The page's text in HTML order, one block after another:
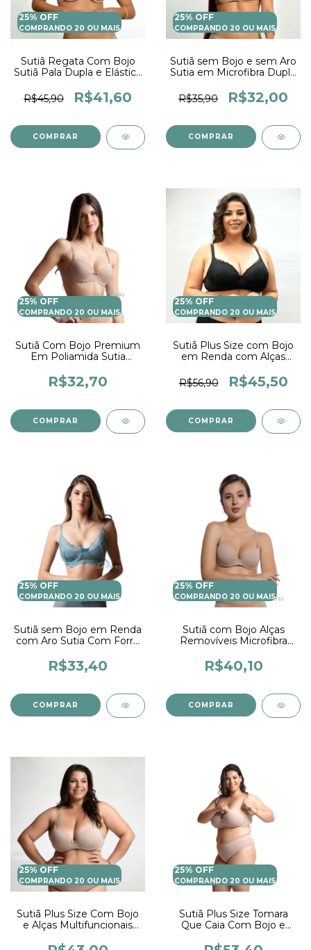
25% OFF
COMPRANDO 20 OU MAIS
Sutiã Regata Com Bojo
Sutiã Pala Dupla e Elástico
Pele Soutiem Feminino
R$45,90 R$41,60
COMPRAR
25% OFF
COMPRANDO 20 OU MAIS
Sutiã sem Bojo e sem Aro
Sutia em Microfibra Duplo
Feminino
R$35,90 R$32,00
COMPRAR
25% OFF
COMPRANDO 20 OU MAIS
Sutiã Com Bojo Premium
Em Poliamida Sutia
Lingerie feminina Moda
Íntima
R$32,70
COMPRAR
25% OFF
COMPRANDO 20 OU MAIS
Sutiã Plus Size com Bojo
em Renda com Alças
Dupla Sustentação
R$56,90 R$45,50
COMPRAR
25% OFF
COMPRANDO 20 OU MAIS
Sutiã sem Bojo em Renda
com Aro Sutia Com Forro
Feminina
R$33,40
COMPRAR
25% OFF
COMPRANDO 20 OU MAIS
Sutiã com Bojo Alças
Removíveis Microfibra
Feminino Lingerie
R$40,10
COMPRAR
25% OFF
COMPRANDO 20 OU MAIS
Sutiã Plus Size Com Bojo
e Alças Multifuncionais
25% OFF
COMPRANDO 20 OU MAIS
Sutiã Plus Size Tomara
Que Caia Com Bojo e
Adulto Sutia Plus Size